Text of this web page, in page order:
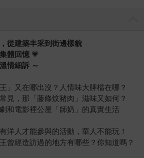
從建築丰采到街邊樣貌
體回憶 💗
情細訴 ～
」又在哪出沒？人情味大牌檔在哪？
見，那「藤條炆豬肉」滋味又如何？
和電影裡公屋「師奶」的真實生活
洋人才能參與的活動，華人不能玩！
曾經造訪過的地方有哪些？你知道嗎？